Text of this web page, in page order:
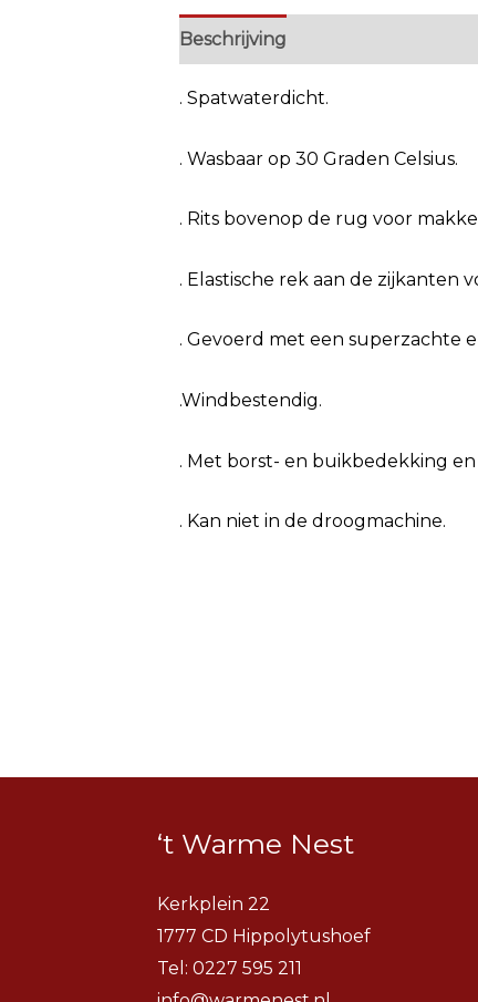
Beschrijving
. Spatwaterdicht.
. Wasbaar op 30 Graden Celsius.
. Rits bovenop de rug voor
. Elastische rek aan de zijkanten
. Gevoerd met een superzachte
.Windbestendig.
. Met borst- en buikbedekking
. Kan niet in de droogmachine.
‘t Warme Nest
Kerkplein 22
1777 CD Hippolytushoef
Tel: 0227 595 211